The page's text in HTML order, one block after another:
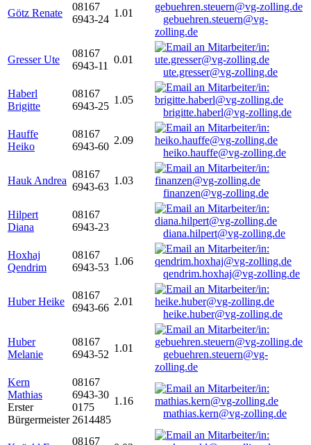
Götz Renate
08167
6943-24
1.01
gebuehren.steuern@vg-
zolling.de
Gresser Ute
08167
6943-11
0.01
ute.gresser@vg-zolling.de
Haberl
Brigitte
08167
6943-25
1.05
brigitte.haberl@vg-zolling.de
Hauffe
Heiko
08167
6943-60
2.09
heiko.hauffe@vg-zolling.de
Hauk Andrea
08167
6943-63
1.03
finanzen@vg-zolling.de
Hilpert
Diana
08167
6943-23
diana.hilpert@vg-zolling.de
Hoxhaj
Qendrim
08167
6943-53
1.06
qendrim.hoxhaj@vg-zolling.de
Huber Heike
08167
6943-66
2.01
heike.huber@vg-zolling.de
Huber
Melanie
08167
6943-52
1.01
gebuehren.steuern@vg-
zolling.de
Kern
Mathias
Erster
Bürgermeister
08167
6943-30
0175
2614485
1.16
mathias.kern@vg-zolling.de
08167